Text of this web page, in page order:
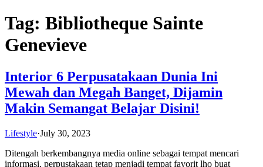
Tag: Bibliotheque Sainte
Genevieve
Interior 6 Perpusatakaan Dunia Ini
Mewah dan Megah Banget, Dijamin
Makin Semangat Belajar Disini!
Lifestyle·July 30, 2023
Ditengah berkembangnya media online sebagai tempat mencari
informasi, perpustakaan tetap menjadi tempat favorit lho buat